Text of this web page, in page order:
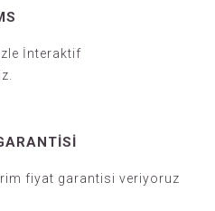
İnteraktif
fiyat garantisi veriyoruz